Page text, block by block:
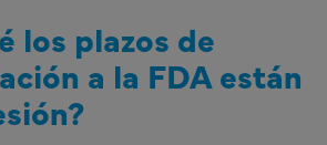
los plazos de
a la FDA están